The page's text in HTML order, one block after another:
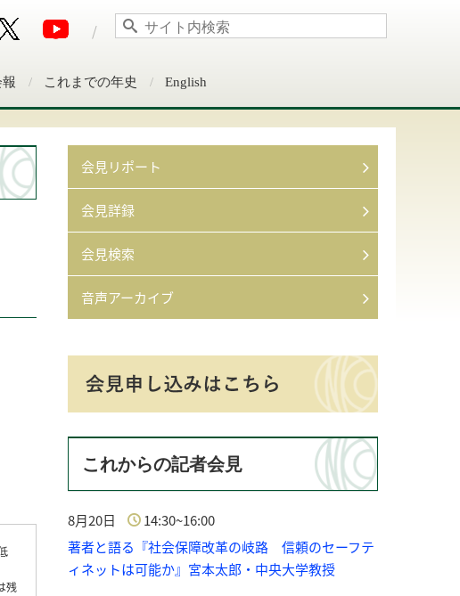
これまでの年史 English
残
会見リポート
会見詳録
会見検索
音声アーカイブ
これからの記者会見
8月20日
14:30~16:00
著者と語る『社会保障改革の岐路 信頼のセーフテ
ィネットは可能か』宮本太郎・中央大学教授